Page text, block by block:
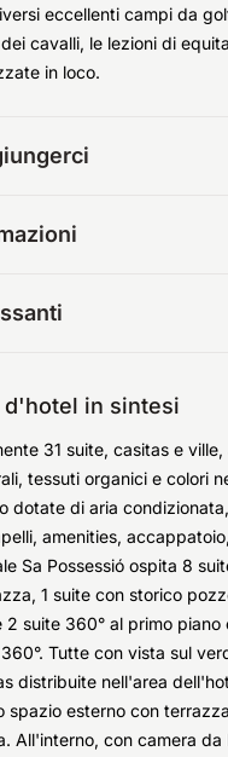
eccellenti campi da
cavalli, le lezioni di
in loco.
d'hotel in sintesi
31 suite, casitas e
tessuti organici e colori
dotate di aria
amenities,
Sa Possessió ospita 8
1 suite con storico
2 suite 360° al primo piano
Tutte con vista sul
distribuite nell'area
spazio esterno con
All'interno, con camera